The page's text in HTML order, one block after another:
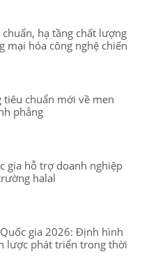
hạ tầng chất lượng
mại hóa công nghệ chiến
tiêu chuẩn mới về men
phẳng
gia hỗ trợ doanh nghiệp
halal
gia 2026: Định hình
lược phát triển trong thời